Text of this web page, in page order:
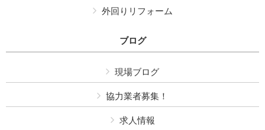
外回りリフォーム
ブログ
現場ブログ
協力業者募集！
求人情報